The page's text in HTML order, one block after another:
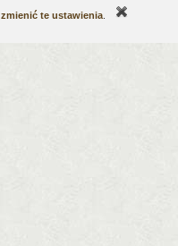
zmienić te ustawienia